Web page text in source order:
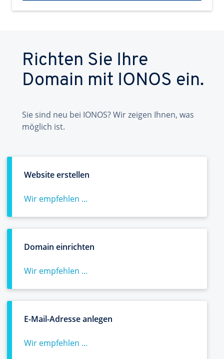
Richten Sie Ihre
Domain mit IONOS ein.
Sie sind neu bei IONOS? Wir zeigen Ihnen, was
möglich ist.
Website erstellen
Wir empfehlen ...
Domain einrichten
Wir empfehlen ...
E-Mail-Adresse anlegen
Wir empfehlen ...